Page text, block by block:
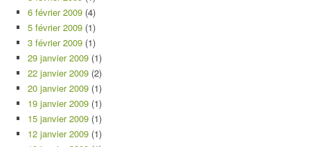
6 février 2009 (4)
5 février 2009 (1)
3 février 2009 (1)
29 janvier 2009 (1)
22 janvier 2009 (2)
20 janvier 2009 (1)
19 janvier 2009 (1)
15 janvier 2009 (1)
12 janvier 2009 (1)